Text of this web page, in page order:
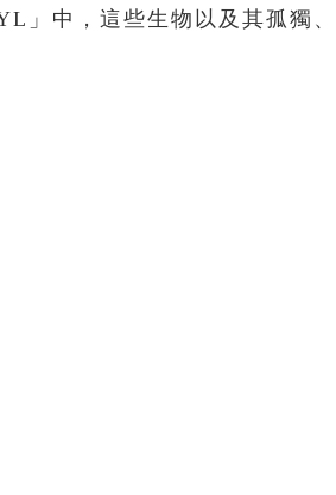
」中，這些生物以及其孤獨